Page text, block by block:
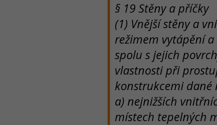
§ 19 Stěny a příčky
(1) Vnější stěny a
režimem vytápění
spolu s jejich
vlastnosti při
konstrukcemi
a) nejnižších
místech tepelných